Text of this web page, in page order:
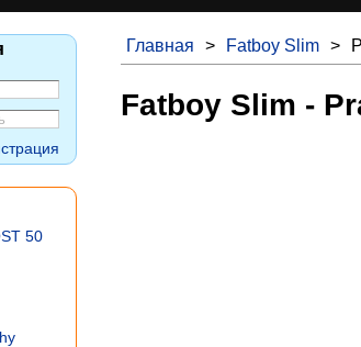
Главная > Fatboy Slim >
Fatboy Slim -
50